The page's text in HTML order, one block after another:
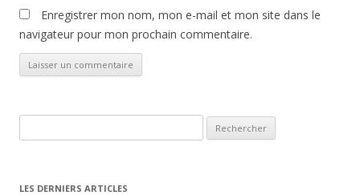
Enregistrer mon nom, mon e-mail et mon site dans le
navigateur pour mon prochain commentaire.
LES DERNIERS ARTICLES